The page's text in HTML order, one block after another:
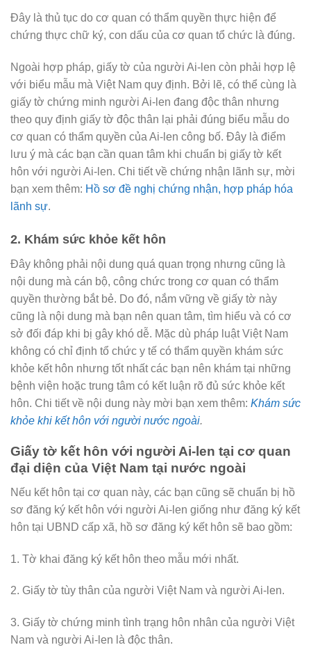
Đây là thủ tục do cơ quan có thẩm quyền thực hiện để
chứng thực chữ ký, con dấu của cơ quan tổ chức là đúng.
Ngoài hợp pháp, giấy tờ của người Ai-len còn phải hợp lệ
với biểu mẫu mà Việt Nam quy định. Bởi lẽ, có thể cùng là
giấy tờ chứng minh người Ai-len đang độc thân nhưng
theo quy định giấy tờ độc thân lại phải đúng biểu mẫu do
cơ quan có thẩm quyền của Ai-len công bố. Đây là điểm
lưu ý mà các bạn cần quan tâm khi chuẩn bị giấy tờ kết
hôn với người Ai-len. Chi tiết về chứng nhận lãnh sự, mời
bạn xem thêm: Hồ sơ đề nghị chứng nhận, hợp pháp hóa
lãnh sự.
2. Khám sức khỏe kết hôn
Đây không phải nội dung quá quan trọng nhưng cũng là
nội dung mà cán bộ, công chức trong cơ quan có thẩm
quyền thường bắt bẻ. Do đó, nắm vững về giấy tờ này
cũng là nội dung mà bạn nên quan tâm, tìm hiểu và có cơ
sở đối đáp khi bị gây khó dễ. Mặc dù pháp luật Việt Nam
không có chỉ định tổ chức y tế có thẩm quyền khám sức
khỏe kết hôn nhưng tốt nhất các bạn nên khám tại những
bệnh viện hoặc trung tâm có kết luận rõ đủ sức khỏe kết
hôn. Chi tiết về nội dung này mời bạn xem thêm: Khám sức
khỏe khi kết hôn với người nước ngoài.
Giấy tờ kết hôn với người Ai-len tại cơ quan
đại diện của Việt Nam tại nước ngoài
Nếu kết hôn tại cơ quan này, các bạn cũng sẽ chuẩn bị hồ
sơ đăng ký kết hôn với người Ai-len giống như đăng ký kết
hôn tại UBND cấp xã, hồ sơ đăng ký kết hôn sẽ bao gồm:
1. Tờ khai đăng ký kết hôn theo mẫu mới nhất.
2. Giấy tờ tùy thân của người Việt Nam và người Ai-len.
3. Giấy tờ chứng minh tình trạng hôn nhân của người Việt
Nam và người Ai-len là độc thân.